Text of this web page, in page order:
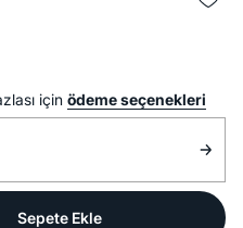
için ödeme seçenekleri
Sepete Ekle